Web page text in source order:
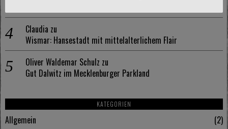
Claudia zu
Wismar: Hansestadt mit mittelalterlichem Flair
Oliver Waldemar Schulz zu
Gut Dalwitz im Mecklenburger Parkland
KATEGORIEN
Allgemein
2